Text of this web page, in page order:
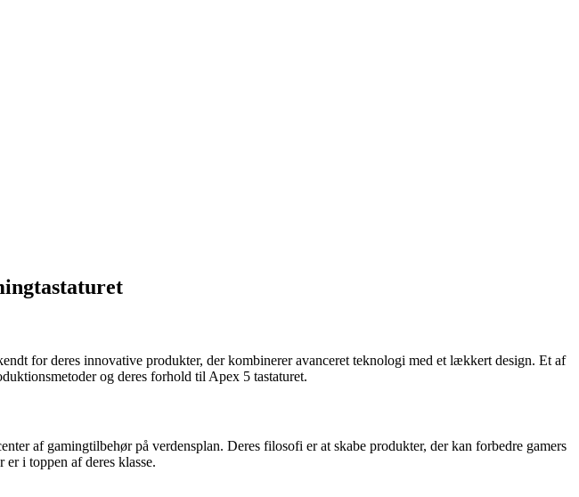
for deres innovative produkter, der kombinerer avanceret teknologi med et lækkert design. Et af
og deres forhold til Apex 5 tastaturet.
af gamingtilbehør på verdensplan. Deres filosofi er at skabe produkter, der kan forbedre gamers
i toppen af deres klasse.